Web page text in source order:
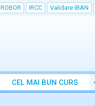
ROBOR IRCC Validare IBAN
CEL MAI BUN CURS